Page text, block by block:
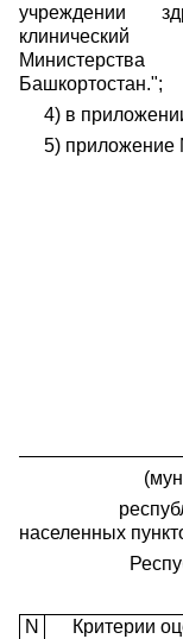
учреждении
клинический
Башкортостан.";
4) в
5) приложение
населенных
N
Критерии